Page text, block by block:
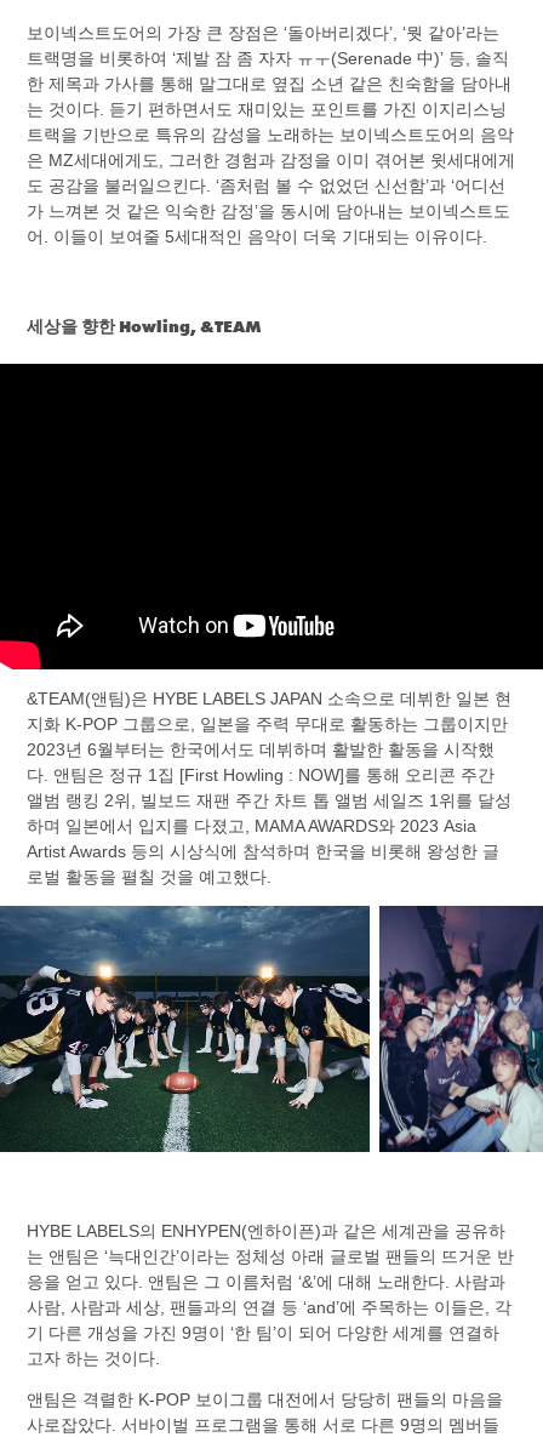
보이넥스트도어의 가장 큰 장점은 ‘돌아버리겠다’, ‘뭣 같아’라는
트랙명을 비롯하여 ‘제발 잠 좀 자자 ㅠㅜ(Serenade 中)’ 등, 솔직
한 제목과 가사를 통해 말그대로 옆집 소년 같은 친숙함을 담아내
는 것이다. 듣기 편하면서도 재미있는 포인트를 가진 이지리스닝
트랙을 기반으로 특유의 감성을 노래하는 보이넥스트도어의 음악
은 MZ세대에게도, 그러한 경험과 감정을 이미 겪어본 윗세대에게
도 공감을 불러일으킨다. ‘좀처럼 볼 수 없었던 신선함’과 ‘어디선
가 느껴본 것 같은 익숙한 감정’을 동시에 담아내는 보이넥스트도
어. 이들이 보여줄 5세대적인 음악이 더욱 기대되는 이유이다.
세상을 향한 Howling, &TEAM
&TEAM(앤팀)은 HYBE LABELS JAPAN 소속으로 데뷔한 일본 현
지화 K-POP 그룹으로, 일본을 주력 무대로 활동하는 그룹이지만
2023년 6월부터는 한국에서도 데뷔하며 활발한 활동을 시작했
다. 앤팀은 정규 1집 [First Howling : NOW]를 통해 오리콘 주간
앨범 랭킹 2위, 빌보드 재팬 주간 차트 톱 앨범 세일즈 1위를 달성
하며 일본에서 입지를 다졌고, MAMA AWARDS와 2023 Asia
Artist Awards 등의 시상식에 참석하며 한국을 비롯해 왕성한 글
로벌 활동을 펼칠 것을 예고했다.
HYBE LABELS의 ENHYPEN(엔하이픈)과 같은 세계관을 공유하
는 앤팀은 ‘늑대인간’이라는 정체성 아래 글로벌 팬들의 뜨거운 반
응을 얻고 있다. 앤팀은 그 이름처럼 ‘&’에 대해 노래한다. 사람과
사람, 사람과 세상, 팬들과의 연결 등 ‘and’에 주목하는 이들은, 각
기 다른 개성을 가진 9명이 ‘한 팀’이 되어 다양한 세계를 연결하
고자 하는 것이다.
앤팀은 격렬한 K-POP 보이그룹 대전에서 당당히 팬들의 마음을
사로잡았다. 서바이벌 프로그램을 통해 서로 다른 9명의 멤버들